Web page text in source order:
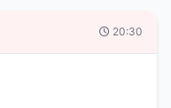
20:30